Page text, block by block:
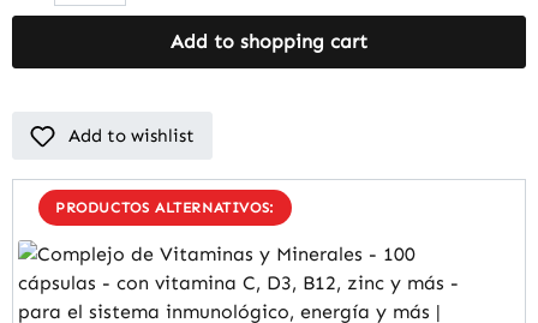
Add to shopping cart
Add to wishlist
PRODUCTOS ALTERNATIVOS: